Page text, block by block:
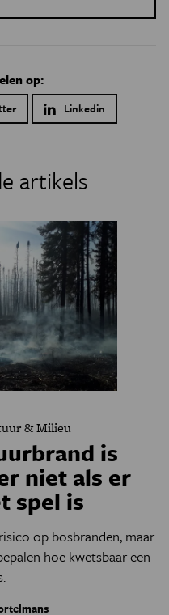
op:
Linkedin
artikels
& Milieu
is
niet als er
spel is
op bosbranden, maar
hoe kwetsbaar een